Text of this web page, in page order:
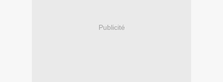
Publicité